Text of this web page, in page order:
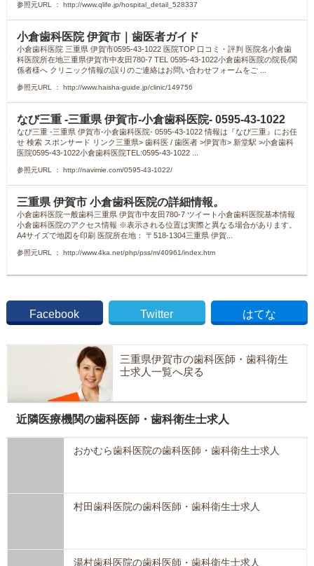
参照元URL ： http://www.qlife.jp/hospital_detail_528337
小倉歯科医院 伊賀市｜歯医者ガイド
小倉歯科医院 三重県 伊賀市0595-43-1022 医院TOP 口コミ・評判 医院名小倉歯
科医院所在地三重県伊賀市中友田780-7 TEL 0595-43-1022小倉歯科医院の院長/関
係者様へ クリニック情報の誤りのご連絡はお問い合わせフォームをご ...
参照元URL ： http://www.haisha-guide.jp/clinic/149756
なび三重 -三重県 伊賀市-小倉歯科医院- 0595-43-1022
なび三重 -三重県 伊賀市-小倉歯科医院- 0595-43-1022 情報は『なび三重』にお任
せ 検索 スポンサード リンク三重県> 歯科医 / 歯医者 >伊賀市> 新堂駅 >小倉歯科
医院0595-43-1022小倉歯科医院TEL:0595-43-1022 ...
参照元URL ： http://navimie.com/0595-43-1022/
三重県 伊賀市 小倉歯科医院の詳細情報。
小倉歯科医院一般歯科三重県 伊賀市中友田780-7 ツイート小倉歯科医院基本情報
小倉歯科医院のアクセス情報 ※表示される位置は実際と異なる場合があります。
A4サイズで地図を印刷 医院所在地： 〒518-1304三重県 伊賀...
参照元URL ： http://www.4ka.net/php/pss/m/40961/index.htm
Facebook Twitter はてな
三重県伊賀市の歯科医師・歯科衛生
士求人一覧へ戻る
近隣医療機関の歯科医師・歯科衛生士求人
おかむら歯科医院の歯科医師・歯科衛生士求人
村田歯科医院の歯科医師・歯科衛生士求人
湯村歯科医院の歯科医師・歯科衛生士求人